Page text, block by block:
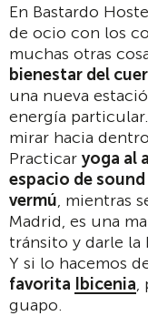
En Bastardo
de ocio con los
muchas otras
bienestar del
una nueva
energía
mirar hacia
Practicar yoga al
espacio de
vermú, mientras
Madrid, es una
tránsito y darle la
Y si lo hacemos
favorita Ibicenia,
guapo.